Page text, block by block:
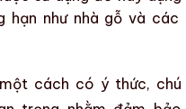
hạn như nhà gỗ và các
một cách có ý thức, chú